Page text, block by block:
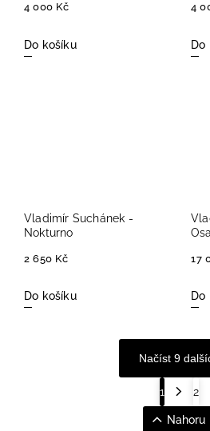
4 000 Kč
Do košíku
4
Do
Vladimír Suchánek -
Nokturno
2 650 Kč
Do košíku
17
Do
Načíst 9
1 2
Nahoru